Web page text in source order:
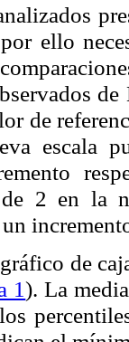
ello
de
escala
2 en la
de
1). La